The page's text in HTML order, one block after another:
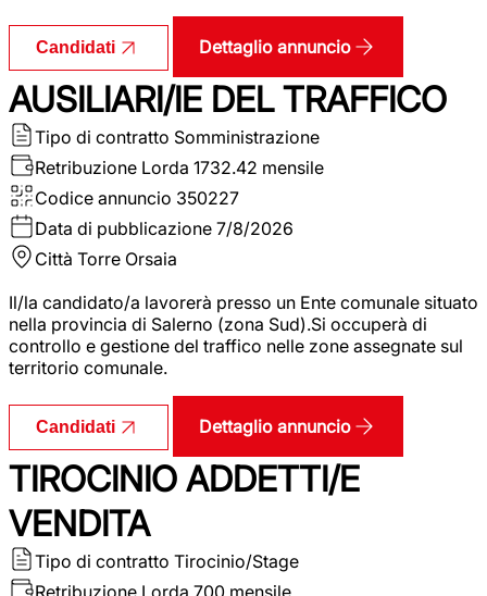
Candidati Dettaglio annuncio
AUSILIARI/IE DEL TRAFFICO
Tipo di contratto Somministrazione
Retribuzione Lorda 1732.42 mensile
Codice annuncio 350227
Data di pubblicazione 7/8/2026
Città Torre Orsaia
Il/la candidato/a lavorerà presso un Ente comunale situato
nella provincia di Salerno (zona Sud).Si occuperà di
controllo e gestione del traffico nelle zone assegnate sul
territorio comunale.
Candidati Dettaglio annuncio
TIROCINIO ADDETTI/E
VENDITA
Tipo di contratto Tirocinio/Stage
Retribuzione Lorda 700 mensile